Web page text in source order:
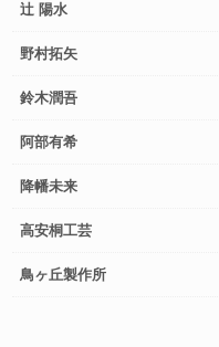
辻 陽水
野村拓矢
鈴木潤吾
阿部有希
降幡未来
高安桐工芸
鳥ヶ丘製作所